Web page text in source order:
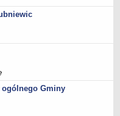
roczne
ogólnego Gminy